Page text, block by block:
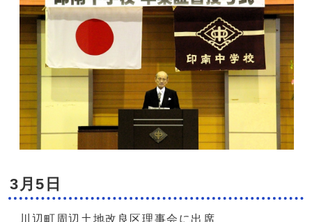
3月5日
川辺町周辺土地改良区理事会に出席